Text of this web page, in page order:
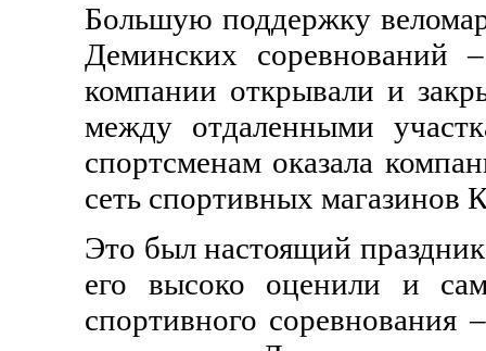
Большую поддержку
Деминских соревнований
компании открывали и
между отдаленными
спортсменам оказала
сеть спортивных магазинов
Это был настоящий
его высоко оценили и
спортивного соревнования